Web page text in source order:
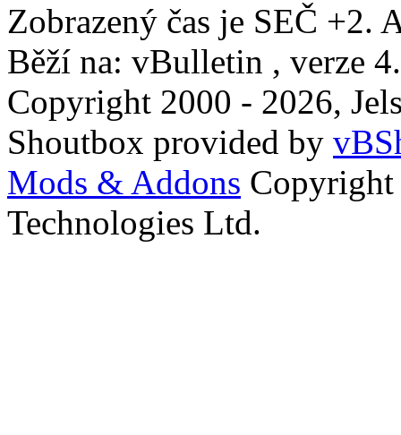
Zobrazený čas je SEČ +2.
Běží na: vBulletin , verze
Copyright 2000 - 2026,
Shoutbox provided by
Mods & Addons
Technologies Ltd.